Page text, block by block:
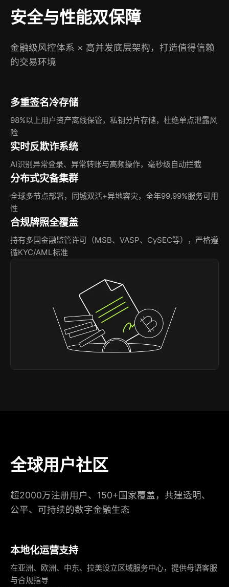
安全与性能双保障
金融级风控体系 × 高并发底层架构，打造值得信赖
的交易环境
多重签名冷存储
98%以上用户资产离线保管，私钥分片存储，杜绝单点泄露风
险
实时反欺诈系统
AI识别异常登录、异常转账与高频操作，毫秒级自动拦截
分布式灾备集群
全球多节点部署，同城双活+异地容灾，全年99.99%服务可用
性
合规牌照全覆盖
持有多国金融监管许可（MSB、VASP、CySEC等），严格遵
循KYC/AML标准
全球用户社区
超2000万注册用户、150+国家覆盖，共建透明、
公平、可持续的数字金融生态
本地化运营支持
在亚洲、欧洲、中东、拉美设立区域服务中心，提供母语客服
与合规指导